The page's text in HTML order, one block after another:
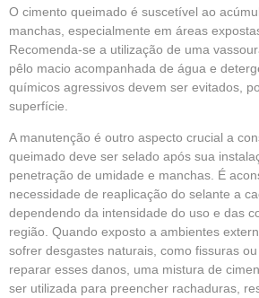
O cimento queimado é suscetível ao
manchas, especialmente em áreas
Recomenda-se a utilização de uma
pêlo macio acompanhada de água e
químicos agressivos devem ser evitados,
superfície.
A manutenção é outro aspecto crucial a
queimado deve ser selado após sua
penetração de umidade e manchas. É
necessidade de reaplicação do selante a
dependendo da intensidade do uso e das
região. Quando exposto a ambientes
sofrer desgastes naturais, como fissuras
reparar esses danos, uma mistura de
ser utilizada para preencher rachaduras,